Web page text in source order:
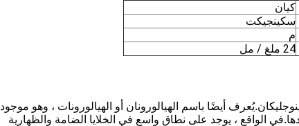
كيان
سكينجيكت
م
24 ملغ / مل
أيضًا باسم الهيالورونان أو الهيالورونات ، وهو موجود
الواقع ، يوجد على نطاق واسع في الخلايا الضامة والظهارية